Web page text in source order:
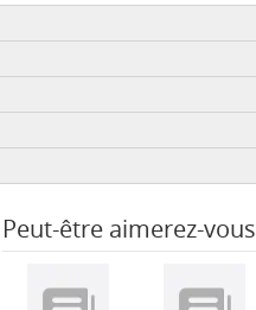
Peut-être aimerez-vous